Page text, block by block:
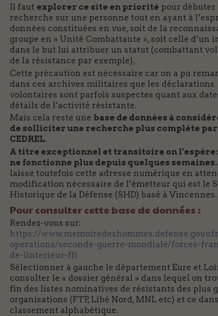
Il faut explorer ce site en priorité pour débuter
recherche sur une personne tout en ayant à
données constituées en vue, soit de la
groupe en « Unité Combattante », soit celle d’un
dans le but lui attribuer un statut (combattant
de la résistance par exemple).
Cette précaution est nécessaire car on a pu
dans ces archives militaires que les déclarations
volontaires sont parfois suspectes quant aux
détails de l’activité résistante.
Mais cela reste une base de données à
de solliciter une recherche plus complète
CEDREL.
A titre exceptionnel et transitoire on
ne fonctionne plus depuis quelques semaines.
laisse toutefois cette adresse numérique en
modification nécessaire de l’émetteur qui est le
Historique de la Défense (SHD) basé à Vincennes.
Pour consulter cette base de données :
Rendez-vous sur:
https://
operations/seconde-guerre-mondiale/forces-
de-linterieur-ffi
Sélectionner à gauche le département Eure et
consulter le « dossier général » dans lequel on
fin des listes nominatives de résistants des plus
organisations (FTP, Libé Nord, MNL etc) et ce
classement alphabétique.